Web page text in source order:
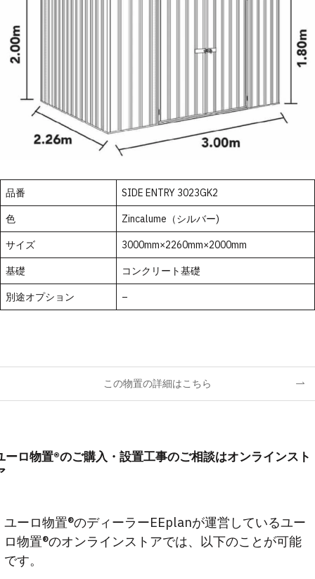
品番 SIDE ENTRY 3023GK2
色 Zincalume（シルバー)
サイズ 3000mm×2260mm×2000mm
基礎 コンクリート基礎
別途オプション –
この物置の詳細はこちら
ーロ物置®のご購入・設置工事のご相談はオンラインスト
ユーロ物置®のディーラーEEplanが運営しているユー
ロ物置®のオンラインストアでは、以下のことが可能
です。